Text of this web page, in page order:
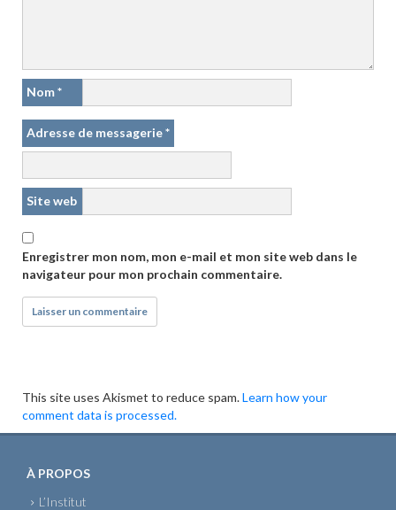
Nom*
Adresse de messagerie*
Site web
Enregistrer mon nom, mon e-mail et mon site web dans le
navigateur pour mon prochain commentaire.
This site uses Akismet to reduce spam.Learn how your
comment data is processed.
À PROPOS
L’Institut